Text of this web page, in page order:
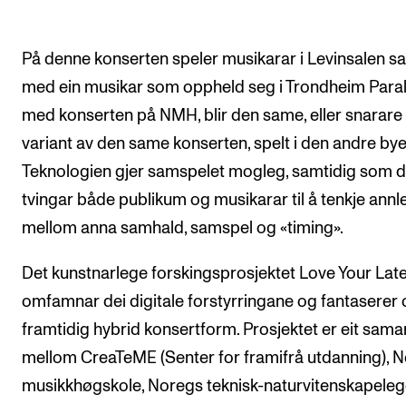
For ansatte og studenter
På denne konserten speler musikarar i Levinsalen
med ein musikar som oppheld seg i Trondheim
med konserten på NMH, blir den same, eller snarare
variant av den same konserten, spelt i den andre
Teknologien gjer samspelet mogleg, samtidig som
tvingar både publikum og musikarar til å tenkje
mellom anna samhald, samspel og «timing».
Det kunstnarlege forskingsprosjektet Love Your
omfamnar dei digitale forstyrringane og fantaserer
framtidig hybrid konsertform. Prosjektet er eit
mellom CreaTeME (Senter for framifrå utdanning),
musikkhøgskole, Noregs teknisk-